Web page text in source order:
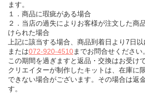
ます。
１．商品に瑕疵がある場合
２．当店の過失によりお客様が注文した商
けられた場合
上記に該当する場合、商品到着日より7日以
または072-920-4510までお問合せください。
この期間を過ぎますと返品・交換はお受け
クリエイターが制作したキットは、在庫に
できない場合がございます。その場合は返
す。